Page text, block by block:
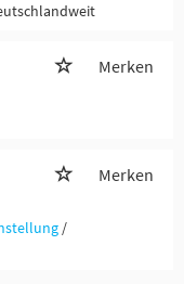
Merken
Merken
/